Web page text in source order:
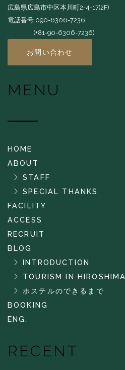
広島県広島市中区本川町2-4-17(2F)
電話番号:090-6306-7236
(+81-90-6306-7236)
お問い合わせ
MENU
HOME
ABOUT
STAFF
SPECIAL THANKS
FACILITY
ACCESS
RECRUIT
BLOG
INTRODUCTION
TOURISM IN HIROSHIMA
ホステルのできるまで
BOOKING
ENG.
RECENT